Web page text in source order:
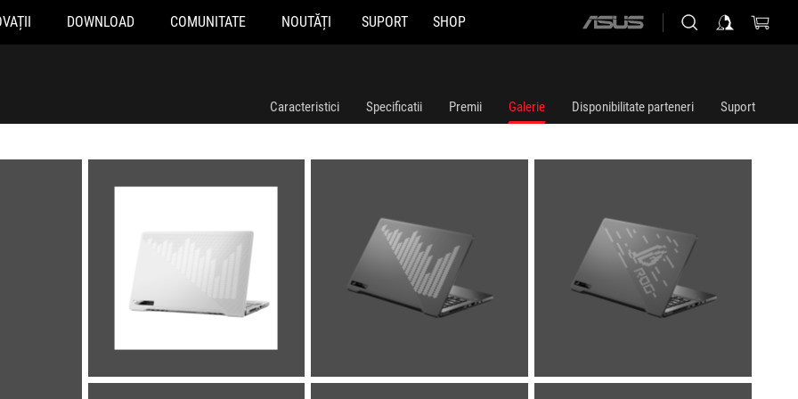
DOWNLOAD COMUNITATE NOUTĂȚI SUPORT SHOP
ASUS
Caracteristici Specificatii Premii Galerie Disponibilitate parteneri Suport